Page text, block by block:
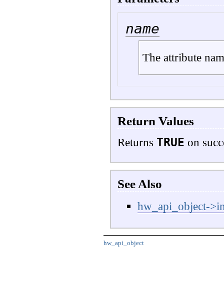
name
The attribute
Return Values
Returns TRUE on
See Also
hw_api_object-
hw_api_object